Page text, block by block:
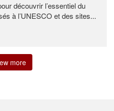
découvrir l’essentiel du
à l’UNESCO et des sites...
more